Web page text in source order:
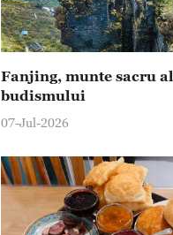
Fanjing, munte sacru al
budismului
07-Jul-2026